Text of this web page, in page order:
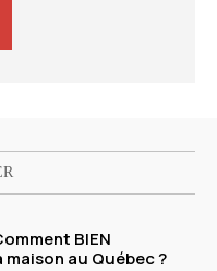
BIEN
au Québec ?